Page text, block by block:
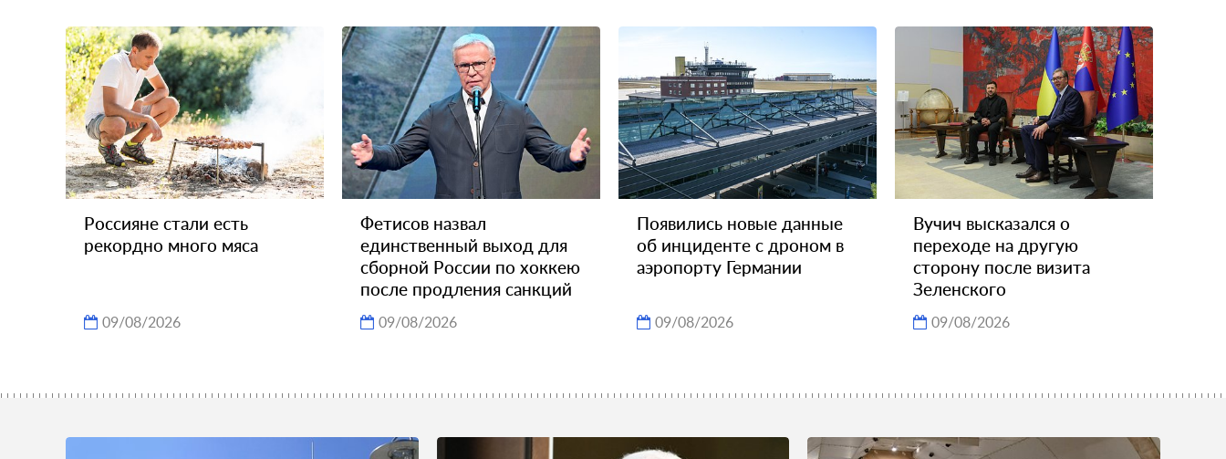
Россияне стали есть
рекордно много мяса
09/08/2026
Фетисов назвал
единственный выход для
сборной России по хоккею
после продления санкций
09/08/2026
Появились новые данные
об инциденте с дроном в
аэропорту Германии
09/08/2026
Вучич высказался о
переходе на другую
сторону после визита
Зеленского
09/08/2026